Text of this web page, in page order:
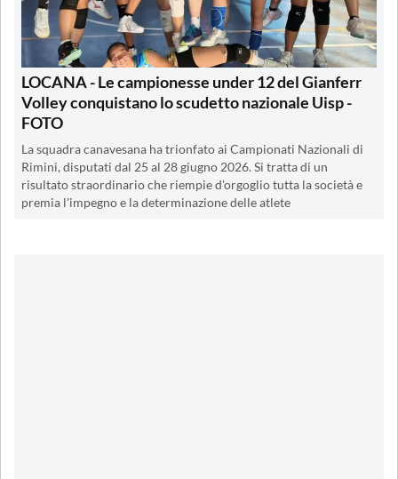
LOCANA - Le campionesse under 12 del Gianferr
Volley conquistano lo scudetto nazionale Uisp -
FOTO
La squadra canavesana ha trionfato ai Campionati Nazionali di
Rimini, disputati dal 25 al 28 giugno 2026. Si tratta di un
risultato straordinario che riempie d'orgoglio tutta la società e
premia l'impegno e la determinazione delle atlete